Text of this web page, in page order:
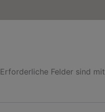
Erforderliche Felder sind mit